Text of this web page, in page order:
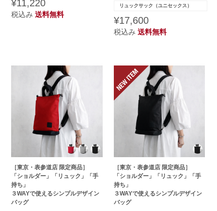
¥11,220
税込み送料無料
リュックサック（ユニセックス）
¥17,600
税込み送料無料
［東京・表参道店 限定商品］
「ショルダー」「リュック」「手
持ち」
３WAYで使えるシンプルデザイン
バッグ
［東京・表参道店 限定商品］
「ショルダー」「リュック」「手
持ち」
３WAYで使えるシンプルデザイン
バッグ